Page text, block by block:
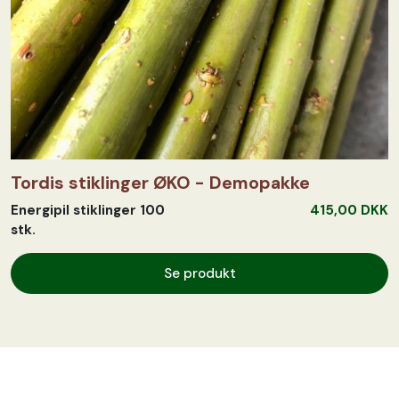
Tordis stiklinger ØKO - Demopakke
Energipil stiklinger 100
stk.
415,00 DKK
Se produkt